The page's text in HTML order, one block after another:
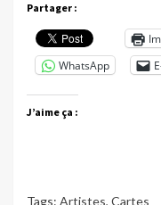
Partager :
WhatsApp
J’aime ça :
Tags: Artistes, Cartes